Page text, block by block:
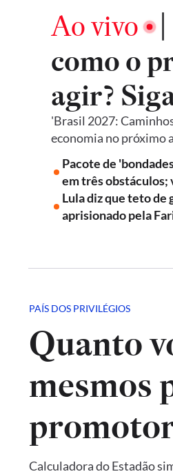
Ao vivo |
como o
agir?
'Brasil 2027:
economia no próximo
Pacote de
em três obstáculos;
Lula diz que teto
aprisionado pela
PAÍS DOS PRIVILÉGIOS
Quanto
mesmos
Calculadora do Estadão